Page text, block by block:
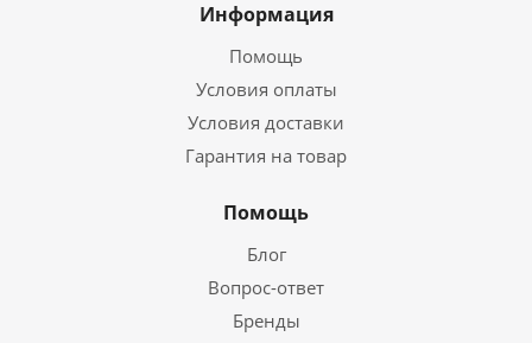
Информация
Помощь
Условия оплаты
Условия доставки
Гарантия на товар
Помощь
Блог
Вопрос-ответ
Бренды